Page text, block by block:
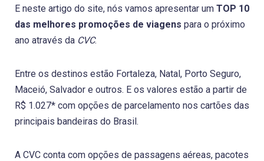
E neste artigo do site, nós vamos apresentar um TOP 10
das melhores promoções de viagens para o próximo
ano através da CVC.
Entre os destinos estão Fortaleza, Natal, Porto Seguro,
Maceió, Salvador e outros. E os valores estão a partir de
R$ 1.027* com opções de parcelamento nos cartões das
principais bandeiras do Brasil.
A CVC conta com opções de passagens aéreas, pacotes